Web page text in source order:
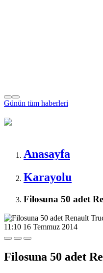
Günün tüm haberleri
Anasayfa
Karayolu
Filosuna 50 adet
11:10 16 Temmuz 2014
Filosuna 50 adet